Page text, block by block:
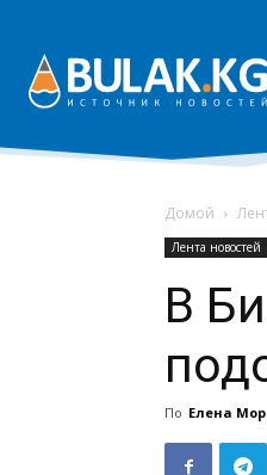
Домой
Лента новостей
В
По Елена